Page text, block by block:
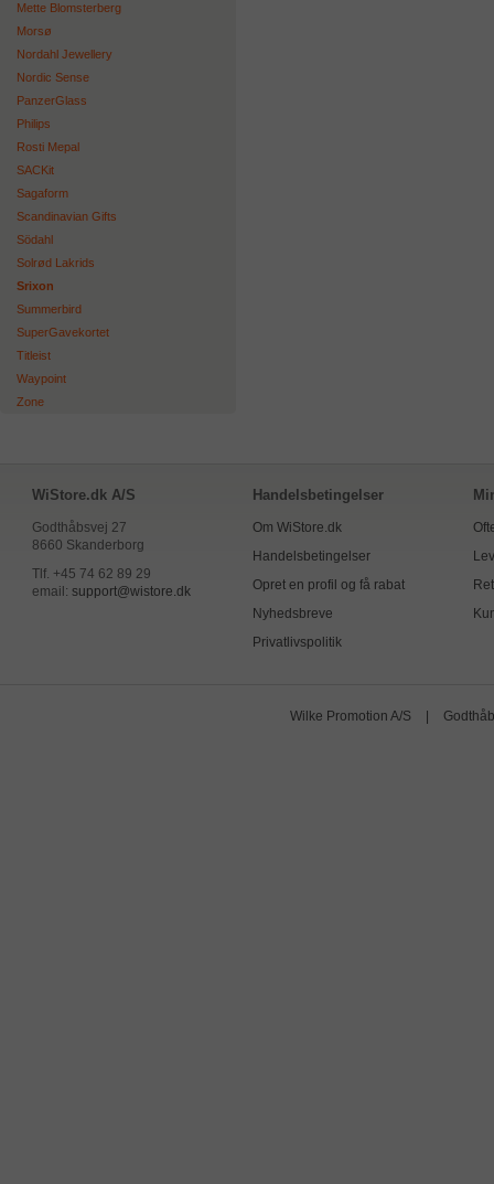
Mette Blomsterberg
Morsø
Nordahl Jewellery
Nordic Sense
PanzerGlass
Philips
Rosti Mepal
SACKit
Sagaform
Scandinavian Gifts
Södahl
Solrød Lakrids
Srixon
Summerbird
SuperGavekortet
Titleist
Waypoint
Zone
WiStore.dk A/S
Godthåbsvej 27
8660 Skanderborg
Tlf. +45 74 62 89 29
email: support@wistore.dk
Handelsbetingelser
Om WiStore.dk
Handelsbetingelser
Opret en profil og få rabat
Nyhedsbreve
Privatlivspolitik
Wilke Promotion A/S